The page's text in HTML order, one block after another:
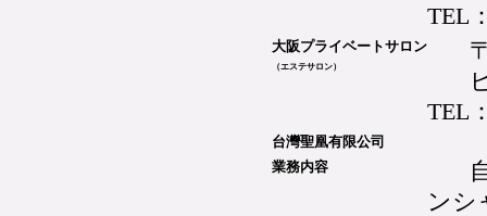
TEL
大阪プライベートサロン
（エステサロン）
TEL
台灣聖凰有限公司
業務内容
ンシ